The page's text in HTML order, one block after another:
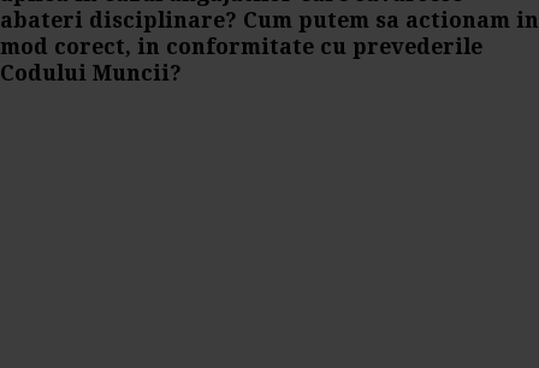
abateri disciplinare? Cum putem sa actionam in
mod corect, in conformitate cu prevederile
Codului Muncii?